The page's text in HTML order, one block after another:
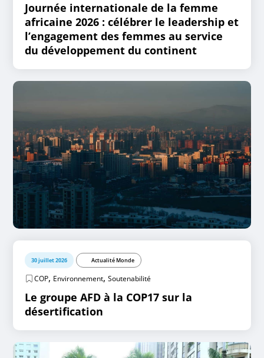
Journée internationale de la femme
africaine 2026 : célébrer le leadership et
l’engagement des femmes au service
du développement du continent
30 juillet 2026 Actualité Monde
COP, Environnement,Soutenabilité
Le groupe AFD à la COP17 sur la
désertification